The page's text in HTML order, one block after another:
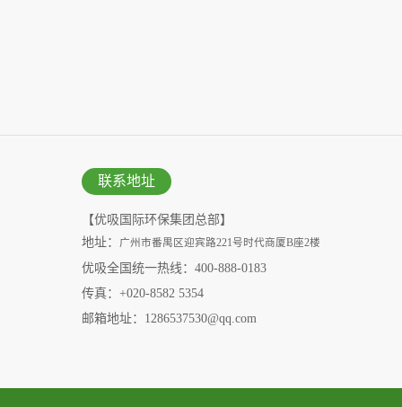
联系地址
【优吸国际环保集团总部】
地址：
广州市番禺区迎宾路221号时代商厦B座2楼
优吸全国统一热线：400-888-0183
传真：+020-8582 5354
邮箱地址：1286537530@qq.com